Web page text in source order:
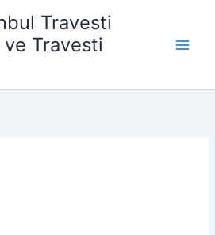
Travesti
Travesti